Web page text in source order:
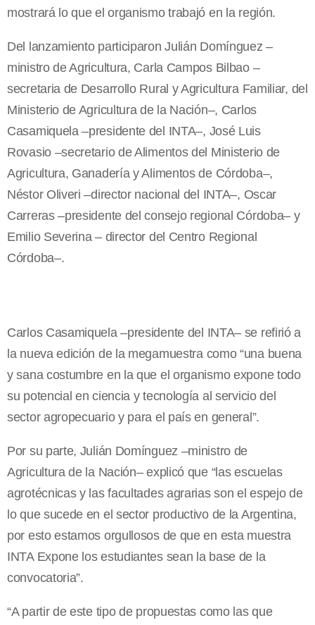
mostrará lo que el organismo trabajó en la región.
Del lanzamiento participaron Julián Domínguez –
ministro de Agricultura, Carla Campos Bilbao –
secretaria de Desarrollo Rural y Agricultura Familiar, del
Ministerio de Agricultura de la Nación–, Carlos
Casamiquela –presidente del INTA–, José Luis
Rovasio –secretario de Alimentos del Ministerio de
Agricultura, Ganadería y Alimentos de Córdoba–,
Néstor Oliveri –director nacional del INTA–, Oscar
Carreras –presidente del consejo regional Córdoba– y
Emilio Severina – director del Centro Regional
Córdoba–.
Carlos Casamiquela –presidente del INTA– se refirió a
la nueva edición de la megamuestra como “una buena
y sana costumbre en la que el organismo expone todo
su potencial en ciencia y tecnología al servicio del
sector agropecuario y para el país en general”.
Por su parte, Julián Domínguez –ministro de
Agricultura de la Nación– explicó que “las escuelas
agrotécnicas y las facultades agrarias son el espejo de
lo que sucede en el sector productivo de la Argentina,
por esto estamos orgullosos de que en esta muestra
INTA Expone los estudiantes sean la base de la
convocatoria”.
“A partir de este tipo de propuestas como las que